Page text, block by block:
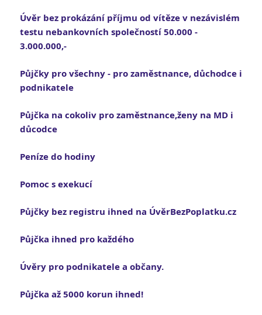
Úvěr bez prokázání příjmu od vítěze v nezávislém
testu nebankovních společností 50.000 -
3.000.000,-
Půjčky pro všechny - pro zaměstnance, důchodce i
podnikatele
Půjčka na cokoliv pro zaměstnance,ženy na MD i
důcodce
Peníze do hodiny
Pomoc s exekucí
Půjčky bez registru ihned na ÚvěrBezPoplatku.cz
Půjčka ihned pro každého
Úvěry pro podnikatele a občany.
Půjčka až 5000 korun ihned!